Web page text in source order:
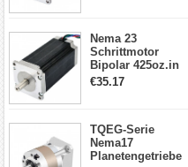
Nema 23
Schrittmotor
Bipolar 425oz.in
4.2A 57x57x114mm
€35.17
TQEG-Serie
Nema17
Planetengetriebe